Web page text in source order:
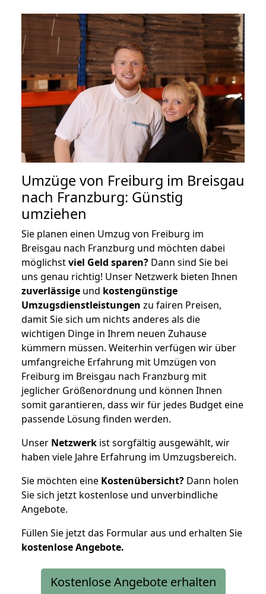
Umzüge von Freiburg im Breisgau
nach Franzburg: Günstig
umziehen
Sie planen einen Umzug von Freiburg im
Breisgau nach Franzburg und möchten dabei
möglichstviel Geld sparen? Dann sind Sie bei
uns genau richtig! Unser Netzwerk bieten Ihnen
zuverlässige und kostengünstige
Umzugsdienstleistungen zu fairen Preisen,
damit Sie sich um nichts anderes als die
wichtigen Dinge in Ihrem neuen Zuhause
kümmern müssen. Weiterhin verfügen wir über
umfangreiche Erfahrung mit Umzügen von
Freiburg im Breisgau nach Franzburg mit
jeglicher Größenordnung und können Ihnen
somit garantieren, dass wir für jedes Budget eine
passende Lösung finden werden.
Unser Netzwerk ist sorgfältig ausgewählt, wir
haben viele Jahre Erfahrung im Umzugsbereich.
Sie möchten eine Kostenübersicht? Dann holen
Sie sich jetzt kostenlose und unverbindliche
Angebote.
Füllen Sie jetzt das Formular aus und erhalten Sie
kostenloseAngebote.
Kostenlose Angebote erhalten